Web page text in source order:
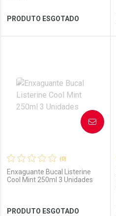
Ver Desconto Convênio
PRODUTO ESGOTADO
Laboratório
Ver Desconto Convênio
Por Menos
(0)
Enxaguante Bucal Listerine
Cool Mint 250ml 3 Unidades
PRODUTO ESGOTADO
AVISE-ME